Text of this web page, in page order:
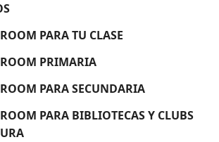
PARA TU CLASE
ROOM PRIMARIA
ROOM PARA SECUNDARIA
ROOM PARA BIBLIOTECAS Y CLUBS